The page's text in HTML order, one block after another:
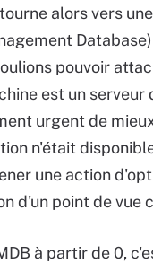
alors vers
pouvoir
est un
urgent de
n'était
une action
d'un point de vue
à partir de 0,